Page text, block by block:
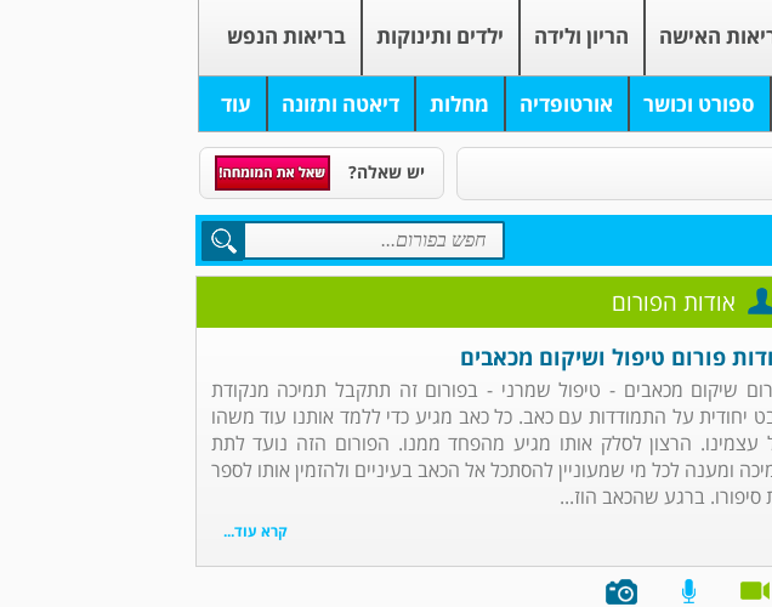
האישה הריון ולידה ילדים ותינוקות בריאות הנפש
ספורט וכושר אורטופדיה מחלות דיאטה ותזונה עוד
יש שאלה?
אודות הפורום
פורום טיפול ושיקום מכאבים
שיקום מכאבים - טיפול שמרני - בפורום זה תתקבל תמיכה מנקודת
יחודית על התמודדות עם כאב. כל כאב מגיע כדי ללמד אותנו עוד משהו
עצמינו. הרצון לסלק אותו מגיע מהפחד ממנו. הפורום הזה נועד לתת
ומענה לכל מי שמעוניין להסתכל אל הכאב בעיניים ולהזמין אותו לספר
סיפורו. ברגע שהכאב הוז...
קרא עוד...